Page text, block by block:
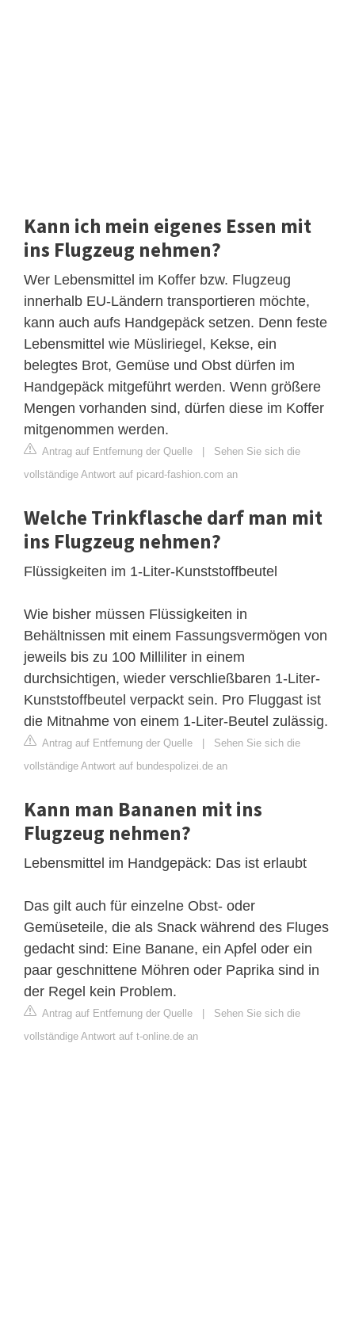
Kann ich mein eigenes Essen mit
ins Flugzeug nehmen?
Wer Lebensmittel im Koffer bzw. Flugzeug
innerhalb EU-Ländern transportieren möchte,
kann auch aufs Handgepäck setzen. Denn feste
Lebensmittel wie Müsliriegel, Kekse, ein
belegtes Brot, Gemüse und Obst dürfen im
Handgepäck mitgeführt werden. Wenn größere
Mengen vorhanden sind, dürfen diese im Koffer
mitgenommen werden.
Antrag auf Entfernung der Quelle | Sehen Sie sich die
vollständige Antwort auf picard-fashion.com an
Welche Trinkflasche darf man mit
ins Flugzeug nehmen?
Flüssigkeiten im 1-Liter-Kunststoffbeutel
Wie bisher müssen Flüssigkeiten in
Behältnissen mit einem Fassungsvermögen von
jeweils bis zu 100 Milliliter in einem
durchsichtigen, wieder verschließbaren 1-Liter-
Kunststoffbeutel verpackt sein. Pro Fluggast ist
die Mitnahme von einem 1-Liter-Beutel zulässig.
Antrag auf Entfernung der Quelle | Sehen Sie sich die
vollständige Antwort auf bundespolizei.de an
Kann man Bananen mit ins
Flugzeug nehmen?
Lebensmittel im Handgepäck: Das ist erlaubt
Das gilt auch für einzelne Obst- oder
Gemüseteile, die als Snack während des Fluges
gedacht sind: Eine Banane, ein Apfel oder ein
paar geschnittene Möhren oder Paprika sind in
der Regel kein Problem.
Antrag auf Entfernung der Quelle | Sehen Sie sich die
vollständige Antwort auf t-online.de an